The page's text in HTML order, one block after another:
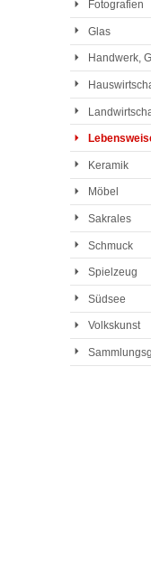
Fotografien
Glas
Handwerk,
Keramik
Möbel
Sakrales
Schmuck
Spielzeug
Südsee
Volkskunst